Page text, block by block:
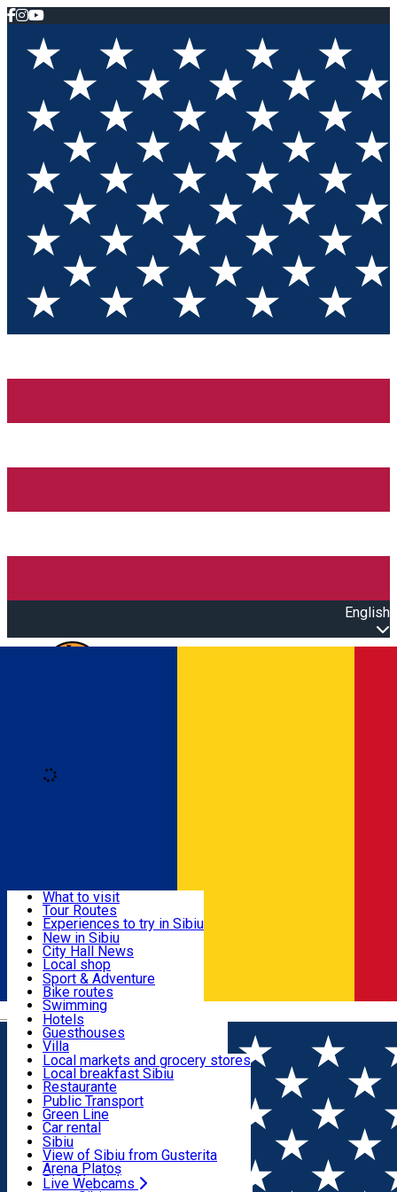
English
Română
Useful info
Activities & Adventure
Accommodation
Food, Drinks & Nightlife
Transport & Parking
Live Webcams
What to visit
Tour Routes
Experiences to try in Sibiu
Podcast
Culture
Museums
Churches
Parks, Zoo
County of Sibiu
New in Sibiu
City Hall News
Local shop
Sibiu artisans
Sibiul Verde
Public services
Education
How do I get to Sibiu
Tourist Info
Tour Guides
Guided tours
Publicații locale
Beauty salons
Sport & Adventure
Bike routes
Swimming
Riding
Indoor activities
Loc de joacă indoor
Loc de joacă outdoor
Ski
Ice skating
Yoga
Hotels
Guesthouses
Villa
Hostels
Motel
Camping
Renting rooms
Rooms for rent
Accommodation outside Sibiu
Local markets and grocery stores
Local breakfast Sibiu
Restaurante
Pizza
Fast Food
Coffee
Sweets
Pub, Bar
Night clubs
Bakeries
Public Transport
Green Line
Car rental
Rent a bike
Scooter rentals
Taxi
Ride Sharing
Sibiu
View of Sibiu from Gusterita
Arena Platoș
Live Webcams